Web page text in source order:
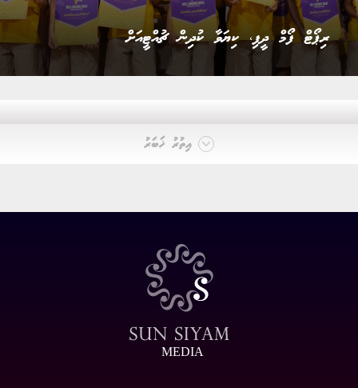
ރައީސް ނަޝީދު އެމްޑީޕީގެ ޗެއާޕާސަން އިންތިޚާބު ކާމިޔާބު
ކުރެއްވުން
އިތުރު ޚަބަރު
MEDIA